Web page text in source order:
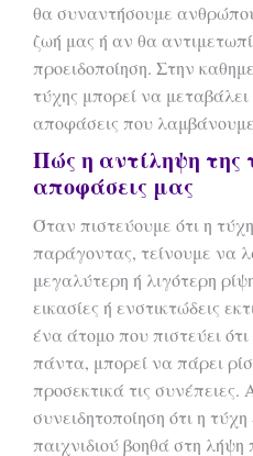
θα συναντήσουμε
ζωή μας ή αν θα
προειδοποίηση. Στην
τύχης μπορεί να
αποφάσεις που
Πώς η αντίληψη της
αποφάσεις μας
Όταν πιστεύουμε ότι η τύχη
παράγοντας, τείνουμε να
μεγαλύτερη ή λιγότερη
εικασίες ή ενστικτώδεις
ένα άτομο που πιστεύει
πάντα, μπορεί να πάρει
προσεκτικά τις συνέπειες.
συνειδητοποίηση ότι η
παιχνιδιού βοηθά στη λήψη